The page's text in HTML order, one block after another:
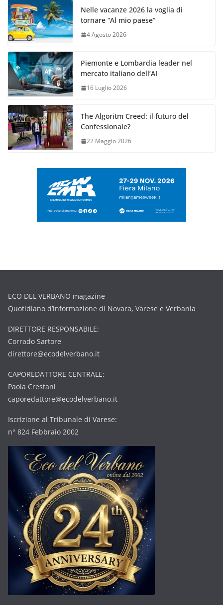
Nelle vacanze 2026 la voglia di
tornare “Al mio paese”
4 Agosto 2026
Piemonte e Lombardia leader nel
mercato italiano dell’AI
16 Luglio 2026
The Algoritm Creed: il futuro del
Confessionale?
22 Maggio 2026
ECO DEL VERBANO magazine
Quotidiano d’informazione di Novara, Varese e Verbania
DIRETTORE RESPONSABILE:
Corrado Sartore
direttore@ecodelverbano.it
CAPOREDATTORE CENTRALE:
Paola Crestani
caporedattore@ecodelverbano.it
Iscrizione al Tribunale di Varese:
n° 824 Febbraio 2002